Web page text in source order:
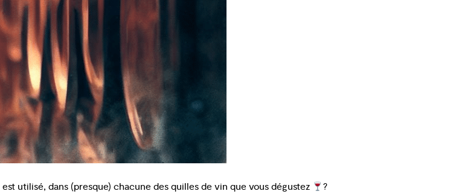
utilisé, dans (presque) chacune des quilles de vin que vous dégustez
?